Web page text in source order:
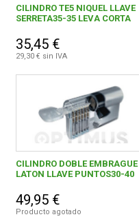
CILINDRO TE5 NIQUEL LLAVE
SERRETA35-35 LEVA CORTA
35,45 €
29,30 € sin IVA
CILINDRO DOBLE EMBRAGUE
LATON LLAVE PUNTOS30-40
49,95 €
Producto agotado